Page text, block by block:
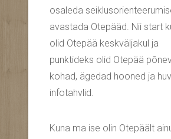
osaleda
avastada Otepääd. Nii start
olid Otepää keskväljakul ja
punktideks olid Otepää
kohad, ägedad hooned ja
infotahvlid.
Kuna ma ise olin Otepäält